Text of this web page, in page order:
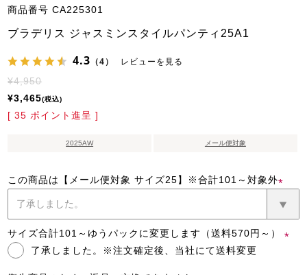
商品番号 CA225301
ブラデリス ジャスミンスタイルパンティ25A1
4.3 （4） レビューを見る
¥4,950
¥3,465 税込
[ 35 ポイント進呈 ]
2025AW メール便対象
この商品は【メール便対象 サイズ25】※合計101～対象外
(必
須)
サイズ合計101～ゆうパックに変更します（送料570円～）
了承しました。※注文確定後、当社にて送料変更